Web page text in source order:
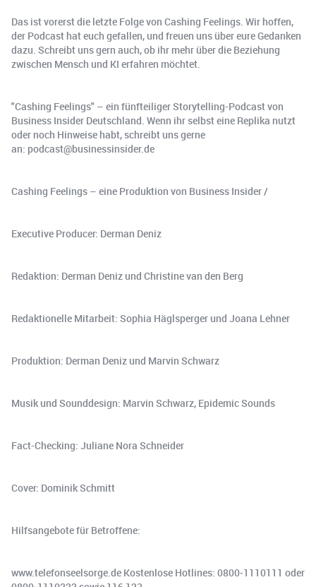
Das ist vorerst die letzte Folge von Cashing Feelings. Wir hoffen,
der Podcast hat euch gefallen, und freuen uns über eure Gedanken
dazu. Schreibt uns gern auch, ob ihr mehr über die Beziehung
zwischen Mensch und KI erfahren möchtet.
"Cashing Feelings" – ein fünfteiliger Storytelling-Podcast von
Business Insider Deutschland. Wenn ihr selbst eine Replika nutzt
oder noch Hinweise habt, schreibt uns gerne
an: podcast@businessinsider.de
Cashing Feelings – eine Produktion von Business Insider /
Executive Producer: Derman Deniz
Redaktion: Derman Deniz und Christine van den Berg
Redaktionelle Mitarbeit: Sophia Häglsperger und Joana Lehner
Produktion: Derman Deniz und Marvin Schwarz
Musik und Sounddesign: Marvin Schwarz, Epidemic Sounds
Fact-Checking: Juliane Nora Schneider
Cover: Dominik Schmitt
Hilfsangebote für Betroffene:
www.telefonseelsorge.de Kostenlose Hotlines: 0800-1110111 oder